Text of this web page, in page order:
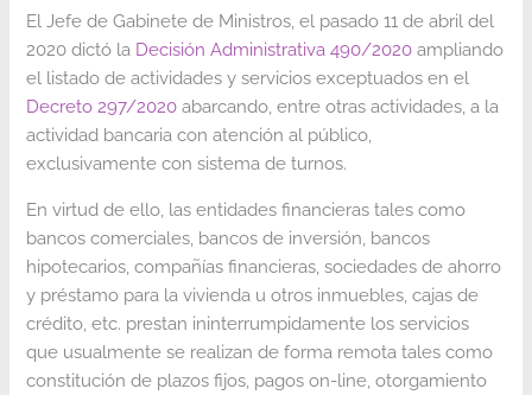
El Jefe de Gabinete de Ministros, el pasado 11 de abril del
2020 dictó la Decisión Administrativa 490/2020 ampliando
el listado de actividades y servicios exceptuados en el
Decreto 297/2020 abarcando, entre otras actividades, a la
actividad bancaria con atención al público,
exclusivamente con sistema de turnos.
En virtud de ello, las entidades financieras tales como
bancos comerciales, bancos de inversión, bancos
hipotecarios, compañías financieras, sociedades de ahorro
y préstamo para la vivienda u otros inmuebles, cajas de
crédito, etc. prestan ininterrumpidamente los servicios
que usualmente se realizan de forma remota tales como
constitución de plazos fijos, pagos on-line, otorgamiento